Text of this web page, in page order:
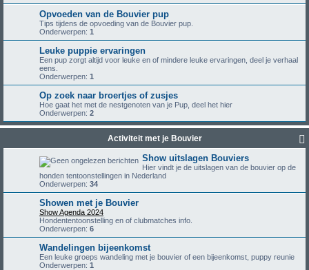
Opvoeden van de Bouvier pup
Tips tijdens de opvoeding van de Bouvier pup.
Onderwerpen: 1
Leuke puppie ervaringen
Een pup zorgt altijd voor leuke en of mindere leuke ervaringen, deel je verhaal
eens.
Onderwerpen: 1
Op zoek naar broertjes of zusjes
Hoe gaat het met de nestgenoten van je Pup, deel het hier
Onderwerpen: 2
Activiteit met je Bouvier
Show uitslagen Bouviers
Hier vindt je de uitslagen van de bouvier op de
honden tentoonstellingen in Nederland
Onderwerpen: 34
Showen met je Bouvier
Show Agenda 2024
Hondententoonstelling en of clubmatches info.
Onderwerpen: 6
Wandelingen bijeenkomst
Een leuke groeps wandeling met je bouvier of een bijeenkomst, puppy reunie
Onderwerpen: 1